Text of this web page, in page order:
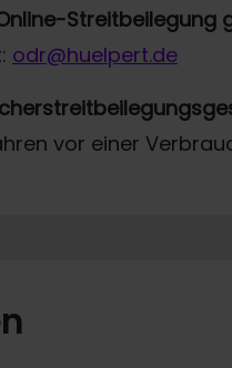
Streitbeilegung
odr@huelpert.de
vor einer